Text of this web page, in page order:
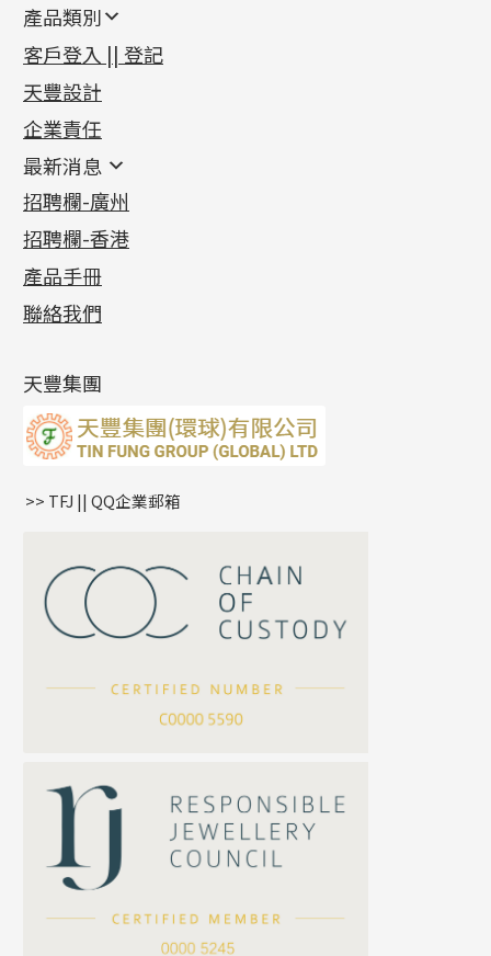
公司名稱
聯絡電話
產品類別
新產品
足金系列
足金配件
機織鏈系列
珠仔鏈
镶口链
管狀網鏈
十字車花鏈系列
十字閃O鏈系列
十字錘打鏈系列
側身車花鏈系列
側身鏈系列
雙十字鏈系列
水波鏈系列
蛇骨鏈系列
鏈尾系列
嘴唇鏈系列
S車花鏈系列
珍珠鏈系列
坦克鏈系列
滿天星鏈系列
方假繩鏈系列
首飾配件
耳環類配件
卷迫系列
螺絲迫系列
梅花迫系列
平臺迫系列
綫拍系列
美拍系列
耳環扣系列
耳綫/耳鈎系列
耳環爪頭
耳環
鏈類配件
動感車花吊墜
調節珠系列
生圈扣系列
龍蝦扣系列
鴨俐制系列
字母吊墜
相盒吊墜
項鏈吊墜
生肖吊墜
星座吊墜
珠扣
其他類配件
珠盤系列
袖口鈕系列
焊片及鐳射綫
空心車花管
珠類配件
無孔光身珠
空心光身珠
無孔批花珠
鑲口類
四爪頭系列
六爪頭系列
車花片
動感車花片
鑲口戒指
鑲口手鏈系列
首飾系列
手镯系列
戒指系列
空心耳環
空心车花管首饰链
空心手鐲系列
貴金屬原料
千足金
記憶金屬系列
記憶戒指
拉簧珠珠手鏈
記憶鈦手鐲
客戶登入 || 登記
天豐設計
企業責任
最新消息
最新消息
各項證書(2)
相片集(9)
展覽會資訊
最新產品資訊
招聘欄-廣州
招聘欄-香港
產品手冊
聯絡我們
天豐集團
>> TFJ || QQ企業郵箱